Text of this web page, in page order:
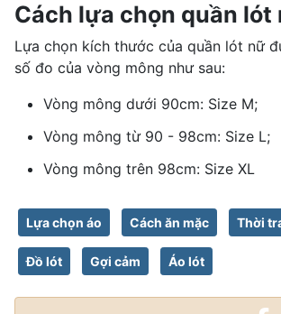
Cách lựa chọn quần lót
Lựa chọn kích thước của quần lót nữ
số đo của vòng mông như sau:
Vòng mông dưới 90cm: Size M;
Vòng mông từ 90 - 98cm: Size L;
Vòng mông trên 98cm: Size XL
Lựa chọn áo Cách ăn mặc Thời
Đồ lót Gợi cảm Áo lót